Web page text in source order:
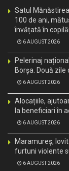
Satul
100 de ani,
învățată în
6 AUGUST 2026
Pelerinaj
Borșa. Două zile
6 AUGUST 2026
Alocațiile,
la beneficiari în
6 AUGUST 2026
Maramureș,
furtuni violente
6 AUGUST 2026